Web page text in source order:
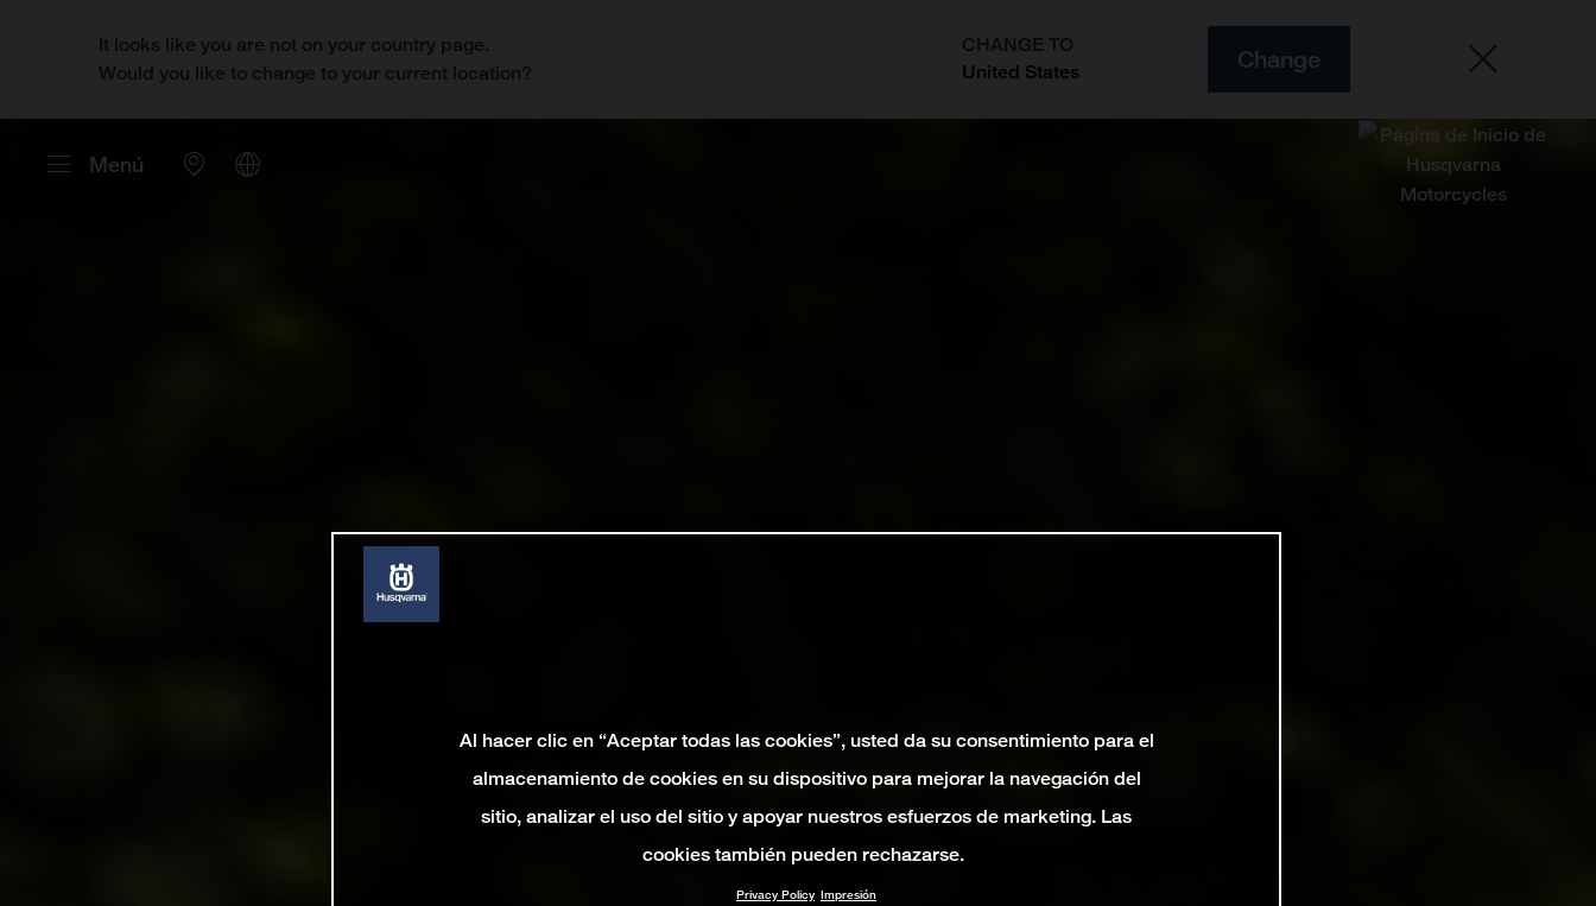
It looks like you are not on your country page.
Would you like to change to your current location?
CHANGE TO
United States
Change
Menú
Al hacer clic en “Aceptar todas las cookies”, usted da su consentimiento para el
almacenamiento de cookies en su dispositivo para mejorar la navegación del
sitio, analizar el uso del sitio y apoyar nuestros esfuerzos de marketing. Las
cookies también pueden rechazarse.
Privacy Policy Impresión